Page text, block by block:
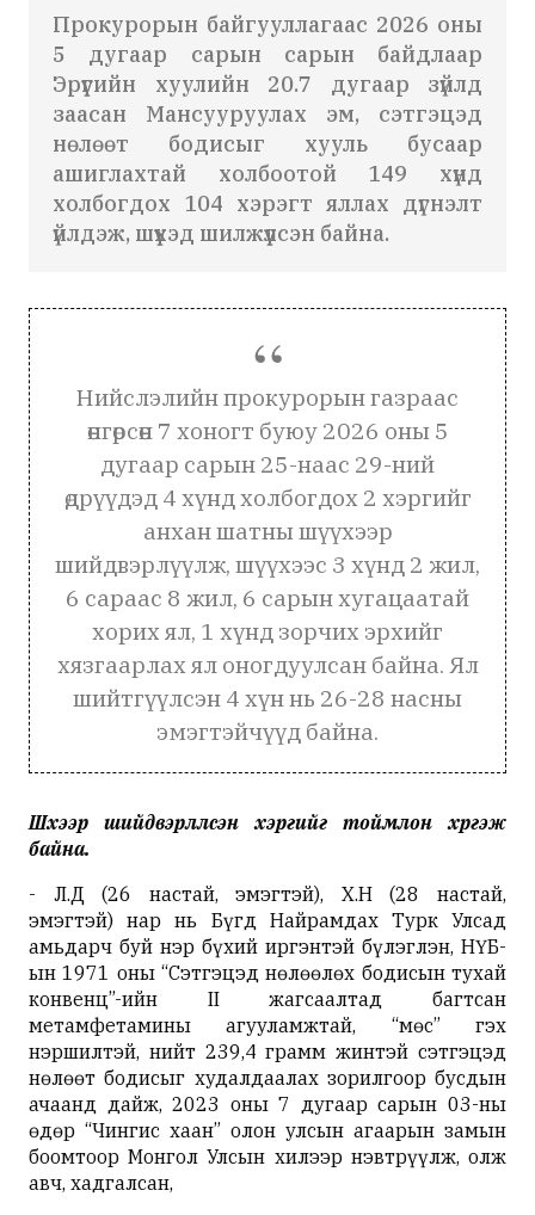
Прокурорын байгууллагаас 2026 оны
5 дугаар сарын сарын байдлаар
Эрүүгийн хуулийн 20.7 дугаар зүйлд
заасан Мансууруулах эм, сэтгэцэд
нөлөөт бодисыг хууль бусаар
ашиглахтай холбоотой 149 хүнд
холбогдох 104 хэрэгт яллах дүгнэлт
үйлдэж, шүүхэд шилжүүлсэн байна.
Нийслэлийн прокурорын газраас
өнгөрсөн 7 хоногт буюу 2026 оны 5
дугаар сарын 25-наас 29-ний
өдрүүдэд 4 хүнд холбогдох 2 хэргийг
анхан шатны шүүхээр
шийдвэрлүүлж, шүүхээс 3 хүнд 2 жил,
6 сараас 8 жил, 6 сарын хугацаатай
хорих ял, 1 хүнд зорчих эрхийг
хязгаарлах ял оногдуулсан байна. Ял
шийтгүүлсэн 4 хүн нь 26-28 насны
эмэгтэйчүүд байна.
Шүүхээр шийдвэрлүүлсэн хэргийг тоймлон хүргэж
байна.
- Л.Д (26 настай, эмэгтэй), Х.Н (28 настай,
эмэгтэй) нар нь Бүгд Найрамдах Турк Улсад
амьдарч буй нэр бүхий иргэнтэй бүлэглэн, НҮБ-
ын 1971 оны “Сэтгэцэд нөлөөлөх бодисын тухай
конвенц”-ийн II жагсаалтад багтсан
метамфетамины агууламжтай, “мөс” гэх
нэршилтэй, нийт 239,4 грамм жинтэй сэтгэцэд
нөлөөт бодисыг худалдаалах зорилгоор бусдын
ачаанд дайж, 2023 оны 7 дугаар сарын 03-ны
өдөр “Чингис хаан” олон улсын агаарын замын
боомтоор Монгол Улсын хилээр нэвтрүүлж, олж
авч, хадгалсан,